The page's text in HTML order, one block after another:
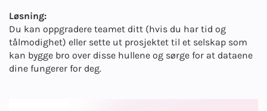
Løsning:
Du kan oppgradere teamet ditt (hvis du har tid og
tålmodighet) eller sette ut prosjektet til et selskap som
kan bygge bro over disse hullene og sørge for at dataene
dine fungerer for deg.